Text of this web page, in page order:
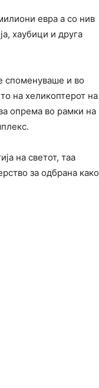
евра а со нив
хаубици и друга
споменуваше и во
на хеликоптерот на
опрема во рамки на
на светот, таа
за одбрана како